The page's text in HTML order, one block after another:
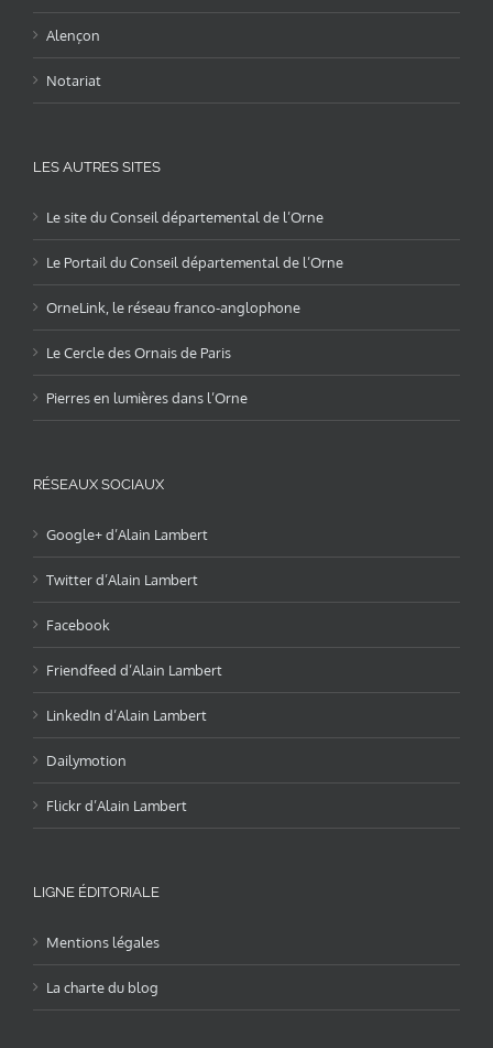
Alençon
Notariat
LES AUTRES SITES
Le site du Conseil départemental de l’Orne
Le Portail du Conseil départemental de l’Orne
OrneLink, le réseau franco-anglophone
Le Cercle des Ornais de Paris
Pierres en lumières dans l’Orne
RÉSEAUX SOCIAUX
Google+ d’Alain Lambert
Twitter d’Alain Lambert
Facebook
Friendfeed d’Alain Lambert
LinkedIn d’Alain Lambert
Dailymotion
Flickr d’Alain Lambert
LIGNE ÉDITORIALE
Mentions légales
La charte du blog